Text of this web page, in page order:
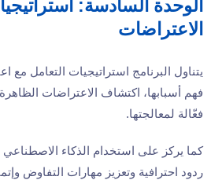
الوحدة السادسة:
الاعتراضات
يتناول البرنامج استراتيجيات التعامل مع
فهم أسبابها، اكتشاف الاعتراضات
فعّالة لمعالجتها.
كما يركز على استخدام الذكاء الاصطناعي
ردود احترافية وتعزيز مهارات التفاوض